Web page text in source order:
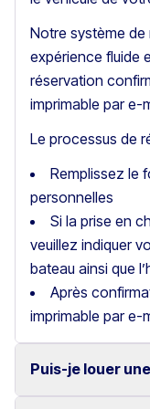
Notre système de
expérience fluide
réservation
imprimable par e-
Le processus de
Remplissez le
personnelles
Si la prise en
veuillez indiquer
bateau ainsi que
Après
imprimable par e-
Puis-je louer